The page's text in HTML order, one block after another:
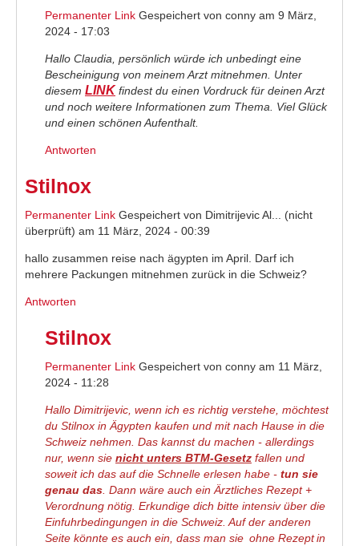
Permanenter Link Gespeichert von conny am 9 März,
2024 - 17:03
Hallo Claudia, persönlich würde ich unbedingt eine
Bescheinigung von meinem Arzt mitnehmen. Unter
diesem LINK findest du einen Vordruck für deinen Arzt
und noch weitere Informationen zum Thema. Viel Glück
und einen schönen Aufenthalt.
Antworten
Stilnox
Permanenter Link Gespeichert von Dimitrijevic Al... (nicht
überprüft) am 11 März, 2024 - 00:39
hallo zusammen reise nach ägypten im April. Darf ich
mehrere Packungen mitnehmen zurück in die Schweiz?
Antworten
Stilnox
Permanenter Link Gespeichert von conny am 11 März,
2024 - 11:28
Hallo Dimitrijevic, wenn ich es richtig verstehe, möchtest
du Stilnox in Ägypten kaufen und mit nach Hause in die
Schweiz nehmen. Das kannst du machen - allerdings
nur, wenn sie nicht unters BTM-Gesetz fallen und
soweit ich das auf die Schnelle erlesen habe - tun sie
genau das . Dann wäre auch ein Ärztliches Rezept +
Verordnung nötig. Erkundige dich bitte intensiv über die
Einfuhrbedingungen in die Schweiz. Auf der anderen
Seite könnte es auch ein, dass man sie ohne Rezeptin